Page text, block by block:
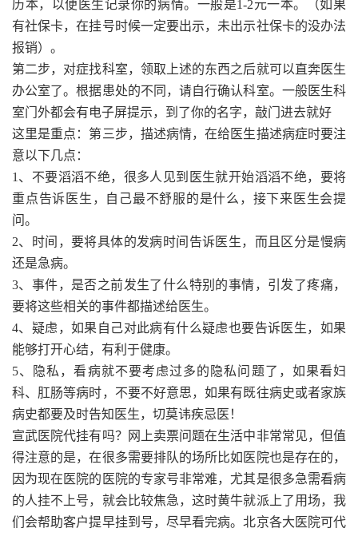
历本，以便医生记录你的病情。一般是1-2元一本。（如果
有社保卡，在挂号时候一定要出示，未出示社保卡的没办法
报销）。
第二步，对症找科室，领取上述的东西之后就可以直奔医生
办公室了。根据患处的不同，请自行确认科室。一般医生科
室门外都会有电子屏提示，到了你的名字，敲门进去就好
这里是重点：第三步，描述病情，在给医生描述病症时要注
意以下几点：
1、不要滔滔不绝，很多人见到医生就开始滔滔不绝，要将
重点告诉医生，自己最不舒服的是什么，接下来医生会提
问。
2、时间，要将具体的发病时间告诉医生，而且区分是慢病
还是急病。
3、事件，是否之前发生了什么特别的事情，引发了疼痛，
要将这些相关的事件都描述给医生。
4、疑虑，如果自己对此病有什么疑虑也要告诉医生，如果
能够打开心结，有利于健康。
5、隐私，看病就不要考虑过多的隐私问题了，如果看妇
科、肛肠等病时，不要不好意思，如果有既往病史或者家族
病史都要及时告知医生，切莫讳疾忌医！
宣武医院代挂有吗？
网上卖票问题在生活中非常常见，但值
得注意的是，在很多需要排队的场所比如医院也是存在的，
因为现在医院的医院的专家号非常难，尤其是很多急需看病
的人挂不上号，就会比较焦急，这时黄牛就派上了用场，我
们会帮助客户提早挂到号，尽早看完病。北京各大医院可代